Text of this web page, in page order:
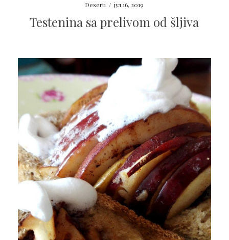
Deserti / јул 16, 2019
Testenina sa prelivom od šljiva